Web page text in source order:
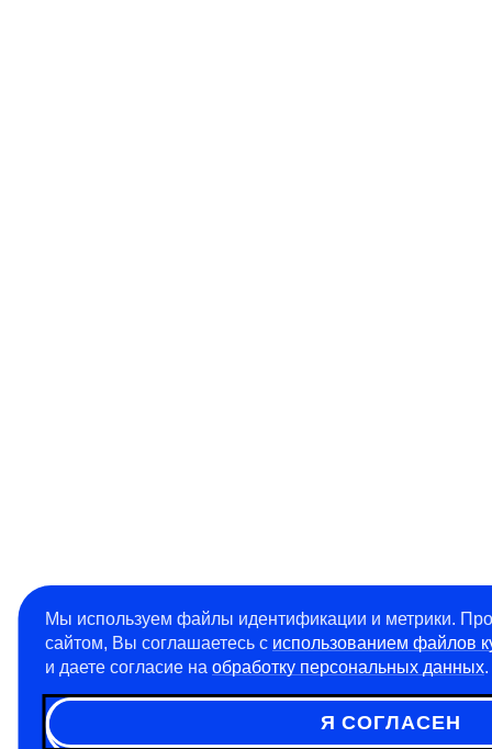
Мы используем файлы идентификации и метрики.
сайтом, Вы соглашаетесь с использованием файлов
и даете согласие на обработку персональных данных.
Я СОГЛАСЕН